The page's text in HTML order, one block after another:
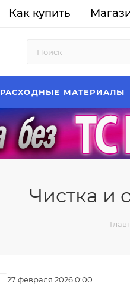
Как купить
РАСХОДНЫЕ МАТЕРИАЛЫ
Чистка и
27 февраля 2026 0:00